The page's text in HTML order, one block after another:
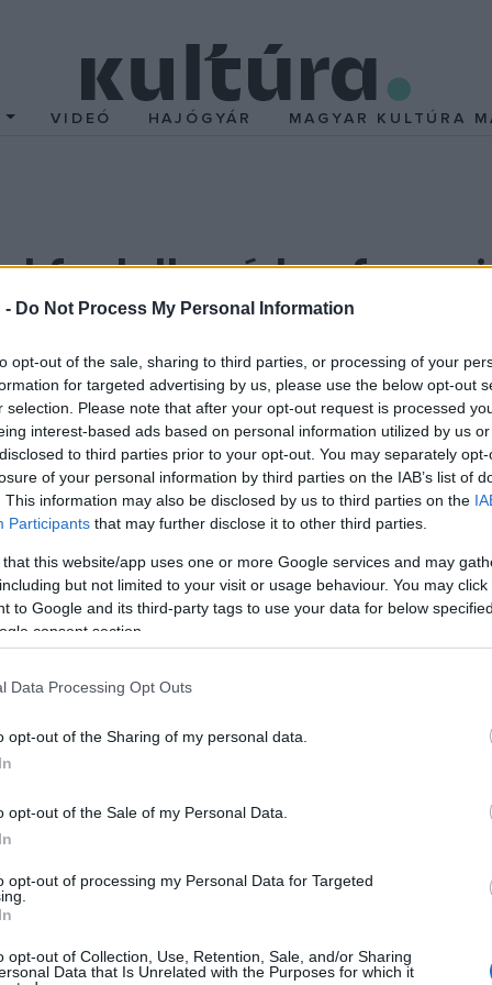
- Do Not Process My Personal Information
opt-out of the sale, sharing to third parties, or processing of your
for targeted advertising by us, please use the below opt-out
selection. Please note that after your opt-out request is processed
interest-based ads based on personal information utilized by us
to third parties prior to your opt-out. You may separately
of your personal information by third parties on the IAB’s list of
This information may also be disclosed by us to third parties on the
Participants that may further disclose it to other third parties.
that this website/app uses one or more Google services and may
but not limited to your visit or usage behaviour. You may
to Google and its third-party tags to use your data for below
consent section.
Data Processing Opt Outs
opt-out of the Sharing of my personal data.
opt-out of the Sale of my Personal Data.
opt-out of processing my Personal Data for Targeted
opt-out of Collection, Use, Retention, Sale, and/or Sharing
Data that Is Unrelated with the Purposes for which it
VIDEÓ HAJÓGYÁR MAGYAR KULTÚRA
foglalkozó
szakemberek, akik egyebek mellett az
kérdéseket vitatnak meg.
elnöke elmondta, hogy az augusztus 27-i
érintő népi építészeti szakmai úton is részt
amely lehetővé tette, hogy ne csak egy vár vagy palota
népi műemlékekben. A népi építészet a kortárs
képviselői is bizonyították életművükkel – mutatott rá a
részt. Ellátogatnak a Balaton-felvidékre, megállnak
is megismerhetnek, amelyek a 2017-ben indult
vendégelőadó lesz mások mellett Adrian Green, az
az 1980-ben alapított Vernacular Architecture Forum
Oregon államból, valamint Nobuo Mishima építész-
nyelven. Az első hasonló nemzetközi népi építészeti
szervezik meg a konferenciát.
Néprajzi Múzeumban, a Skanzenben. Fotó: MTVA /